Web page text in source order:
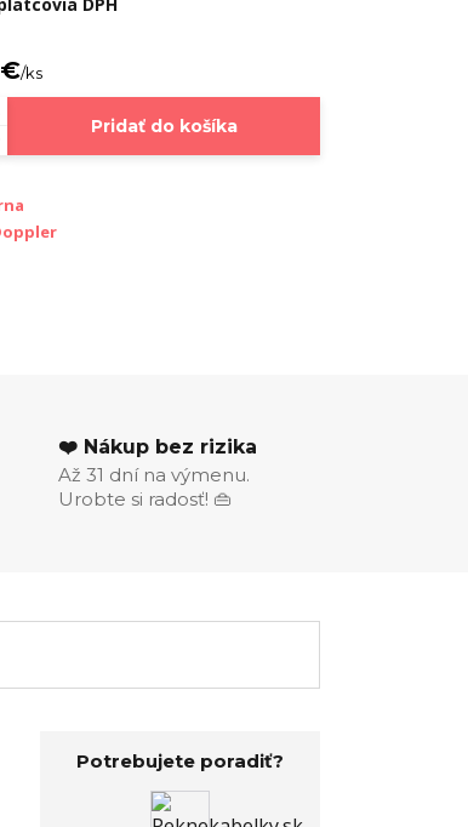
/ks
Pridať do košíka
❤️ Nákup bez rizika
Až 31 dní na výmenu.
Urobte si radosť! 👜
Potrebujete poradiť?